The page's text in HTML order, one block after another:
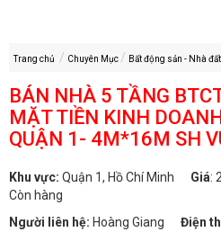
Trang chủ Chuyên Mục Bất động sản - Nhà đất
BÁN NHÀ 5 TẦNG
MẶT TIỀN KINH
QUẬN 1- 4M*16M SH
Khu vực: Quận 1, Hồ Chí Minh Giá:
Còn hàng
Người liên hệ: Hoàng Giang Điện